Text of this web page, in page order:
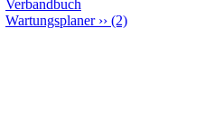
Verbandbuch
Wartungsplaner›› (2)